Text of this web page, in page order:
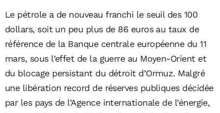
Le pétrole a de nouveau franchi le seuil des 100
dollars, soit un peu plus de 86 euros au taux de
référence de la Banque centrale européenne du 11
mars, sous l’effet de la guerre au Moyen-Orient et
du blocage persistant du détroit d’Ormuz. Malgré
une libération record de réserves publiques décidée
par les pays de l’Agence internationale de l’énergie,